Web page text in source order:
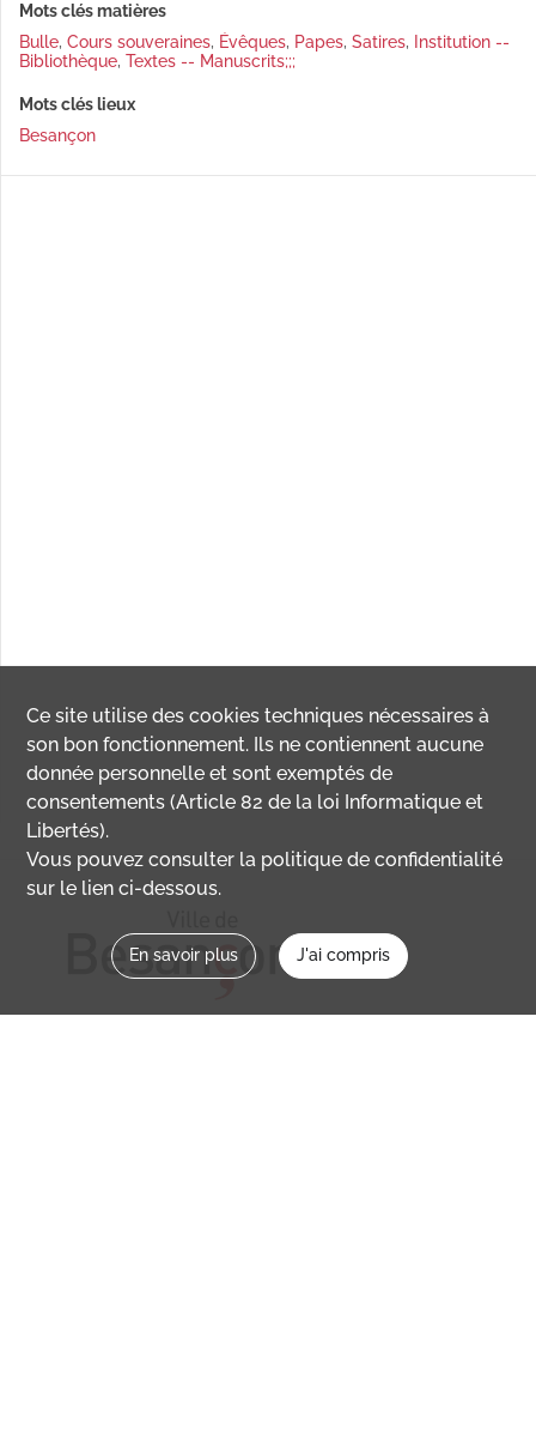
Mots clés matières
Bulle, Cours souveraines, Évêques, Papes, Satires,
Institution --
Bibliothèque, Textes -- Manuscrits;;;
Mots clés lieux
Besançon
Ce site utilise descookies techniques nécessaires à
son bon fonctionnement. Ils ne contiennent aucune
donnée personnelle et sont exemptés de
consentements (Article 82 de la loi Informatique et
Libertés).
Vous pouvez consulter la politique de confidentialité
sur le lien ci-dessous.
En savoir plus J'ai compris